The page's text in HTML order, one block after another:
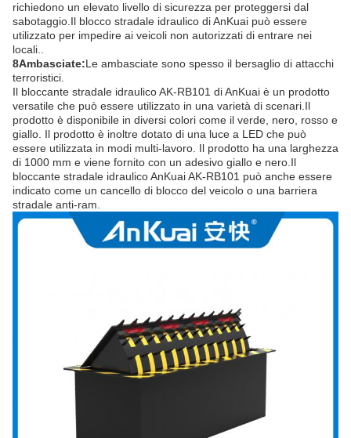
richiedono un elevato livello di sicurezza per proteggersi dal
sabotaggio.Il blocco stradale idraulico di AnKuai può essere
utilizzato per impedire ai veicoli non autorizzati di entrare nei
locali..
8Ambasciate:Le ambasciate sono spesso il bersaglio di attacchi
terroristici.
Il bloccante stradale idraulico AK-RB101 di AnKuai è un prodotto
versatile che può essere utilizzato in una varietà di scenari.Il
prodotto è disponibile in diversi colori come il verde, nero, rosso e
giallo. Il prodotto è inoltre dotato di una luce a LED che può
essere utilizzata in modi multi-lavoro. Il prodotto ha una larghezza
di 1000 mm e viene fornito con un adesivo giallo e nero.Il
bloccante stradale idraulico AnKuai AK-RB101 può anche essere
indicato come un cancello di blocco del veicolo o una barriera
stradale anti-ram.